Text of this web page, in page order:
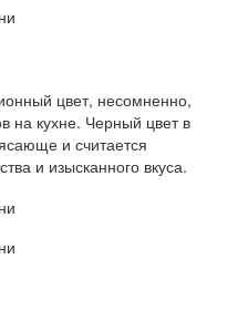
цвет, несомненно,
на кухне. Черный цвет в
и считается
и изысканного вкуса.